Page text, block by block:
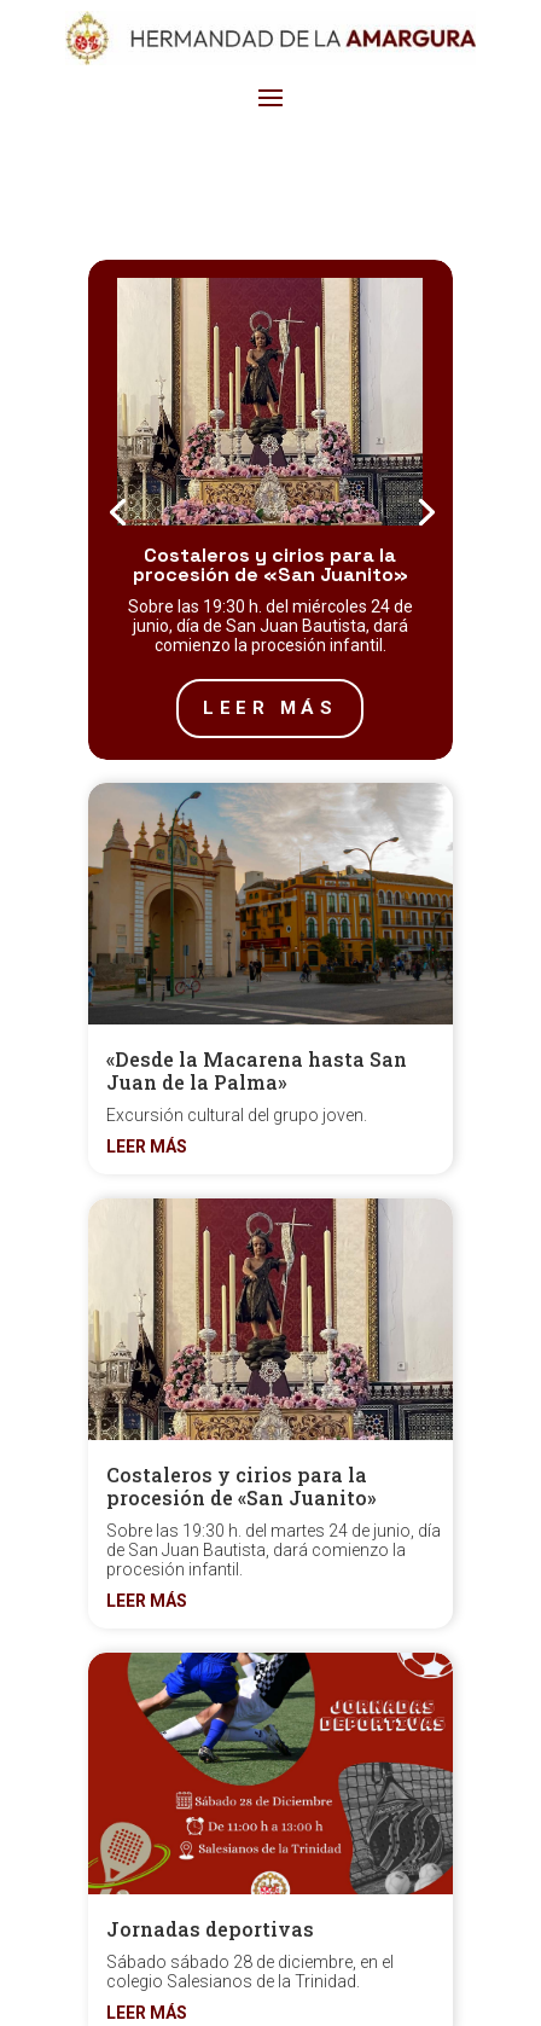
Costaleros y cirios para la
procesión de «San Juanito»
Sobre las 19:30 h. del miércoles 24 de
junio, día de San Juan Bautista, dará
comienzo la procesión infantil.
LEER MÁS
«Desde la Macarena hasta San
Juan de la Palma»
Excursión cultural del grupo joven.
LEER MÁS
Costaleros y cirios para la
procesión de «San Juanito»
Sobre las 19:30 h. del martes 24 de junio, día
de San Juan Bautista, dará comienzo la
procesión infantil.
LEER MÁS
Jornadas deportivas
Sábado sábado 28 de diciembre, en el
colegio Salesianos de la Trinidad.
LEER MÁS